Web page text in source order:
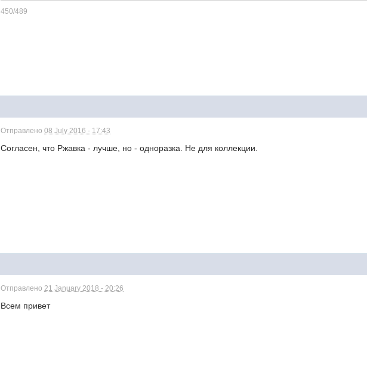
450/489
Отправлено08 July 2016 - 17:43
Согласен, что Ржавка - лучше, но - одноразка. Не для коллекции.
Отправлено21 January 2018 - 20:26
Всем привет